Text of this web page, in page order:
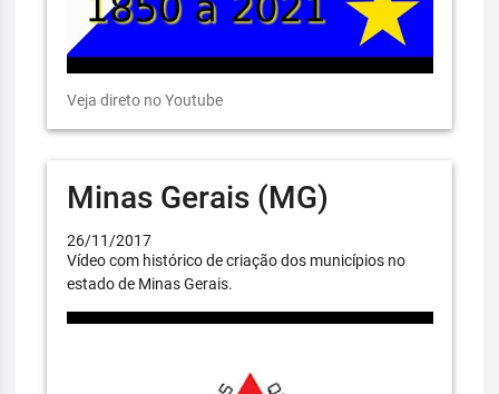
Veja direto no Youtube
Minas Gerais (MG)
26/11/2017
Vídeo com histórico de criação dos municípios no
estado de Minas Gerais.